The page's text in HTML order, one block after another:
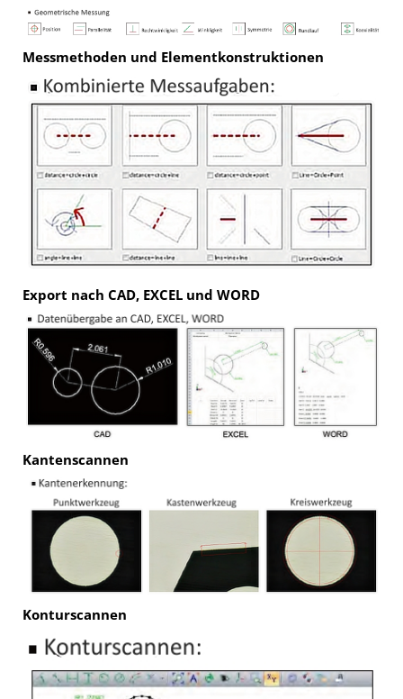
Messmethoden und Elementkonstruktionen
Export nach CAD, EXCEL und WORD
Kantenscannen
Konturscannen